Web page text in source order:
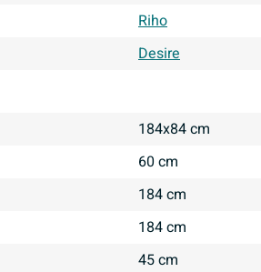
Riho
Desire
184x84 cm
60 cm
184 cm
184 cm
45 cm